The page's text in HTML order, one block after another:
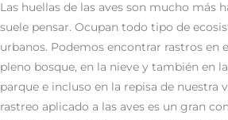
Las huellas de las aves son mucho más
suele pensar. Ocupan todo tipo de
urbanos. Podemos encontrar rastros en
pleno bosque, en la nieve y también en
parque e incluso en la repisa de nuestra
rastreo aplicado a las aves es un gran